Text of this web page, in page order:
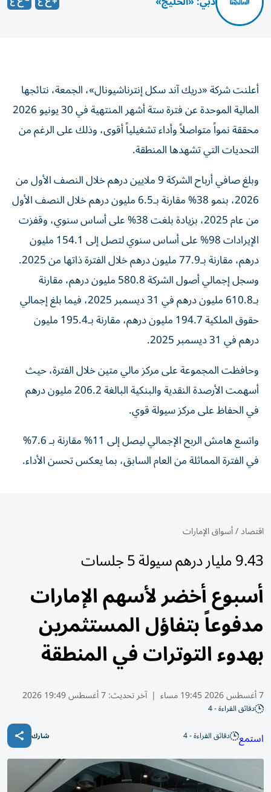
أعلنت شركة «دريك آند سكل إنترناشيونال»، الجمعة، نتائجها
المالية الموحدة عن فترة ستة أشهر المنتهية في 30 يونيو 2026
محققة نمواً متواصلاً وأداء تشغيلياً أقوى، وذلك على الرغم من
التحديات التي تشهدها المنطقة.
وبلغ صافي أرباح الشركة 9 ملايين درهم خلال النصف الأول من
2026، بنمو 38% مقارنة بـ6.5 مليون درهم خلال النصف الأول
من عام 2025، بزيادة بلغت 38% على أساس سنوي، وقفزت
الإيرادات 98% على أساس سنوي لتصل إلى 154.1 مليون
درهم، مقارنة بـ77.9 مليون درهم خلال الفترة ذاتها من 2025.
وسجل إجمالي أصول الشركة 580.8 مليون درهم، مقارنة
بـ610.8 مليون درهم في 31 ديسمبر 2025، فيما بلغ إجمالي
حقوق الملكية 194.7 مليون درهم، مقارنة بـ195.4 مليون
درهم في 31 ديسمبر 2025.
وحافظت المجموعة على مركز مالي متين خلال الفترة، حيث
أسهمت الأرصدة النقدية والبنكية البالغة 206.2 مليون درهم
في الحفاظ على مركز سيولة قوي.
واتسع هامش الربح الإجمالي ليصل إلى 11% مقارنة بـ 7.6%
في الفترة المماثلة من العام السابق، بما يعكس تحسن الأداء.
اقتصاد/أسواق الإمارات
9.43 مليار درهم سيولة 5 جلسات
أسبوع أخضر لأسهم الإمارات
مدفوعاً بتفاؤل المستثمرين
بهدوء التوترات في المنطقة
7 أغسطس 2026 19:45 مساء | آخر تحديث:7 أغسطس 19:49 2026
دقائق القراءة - 4
استمع دقائق القراءة - 4 شارك